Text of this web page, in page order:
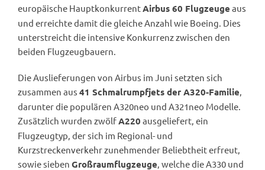
europäische HauptkonkurrentAirbus 60 Flugzeuge aus
und erreichte damit die gleiche Anzahl wie Boeing. Dies
unterstreicht die intensive Konkurrenz zwischen den
beiden Flugzeugbauern.
Die Auslieferungen von Airbus im Juni setzten sich
zusammen aus 41 Schmalrumpfjets der A320-Familie,
darunter die populären A320neo und A321neo Modelle.
Zusätzlich wurden zwölfA220 ausgeliefert, ein
Flugzeugtyp, der sich im Regional- und
Kurzstreckenverkehr zunehmender Beliebtheit erfreut,
sowie sieben Großraumflugzeuge, welche die A330 und